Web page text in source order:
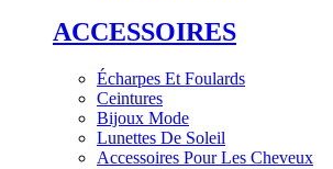
ACCESSOIRES
Écharpes Et Foulards
Ceintures
Bijoux Mode
Lunettes De Soleil
Accessoires Pour Les Cheveux